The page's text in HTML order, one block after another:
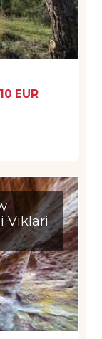
EUR
Viklari